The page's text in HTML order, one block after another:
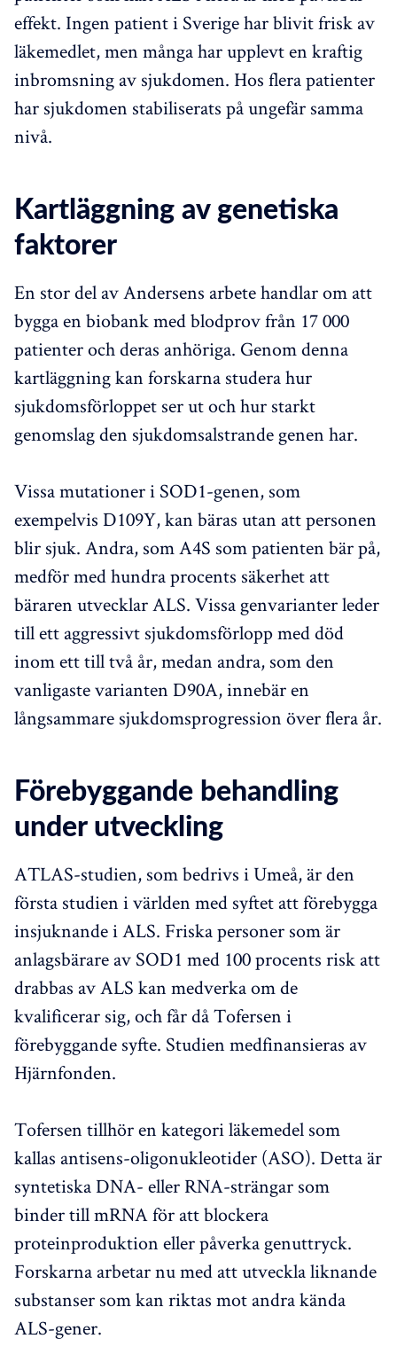
effekt. Ingen patient i Sverige har blivit frisk av
läkemedlet, men många har upplevt en kraftig
inbromsning av sjukdomen. Hos flera patienter
har sjukdomen stabiliserats på ungefär samma
nivå.
Kartläggning av genetiska
faktorer
En stor del av Andersens arbete handlar om att
bygga en biobank med blodprov från 17 000
patienter och deras anhöriga. Genom denna
kartläggning kan forskarna studera hur
sjukdomsförloppet ser ut och hur starkt
genomslag den sjukdomsalstrande genen har.
Vissa mutationer i SOD1-genen, som
exempelvis D109Y, kan bäras utan att personen
blir sjuk. Andra, som A4S som patienten bär på,
medför med hundra procents säkerhet att
bäraren utvecklar ALS. Vissa genvarianter leder
till ett aggressivt sjukdomsförlopp med död
inom ett till två år, medan andra, som den
vanligaste varianten D90A, innebär en
långsammare sjukdomsprogression över flera år.
Förebyggande behandling
under utveckling
ATLAS-studien, som bedrivs i Umeå, är den
första studien i världen med syftet att förebygga
insjuknande i ALS. Friska personer som är
anlagsbärare av SOD1 med 100 procents risk att
drabbas av ALS kan medverka om de
kvalificerar sig, och får då Tofersen i
förebyggande syfte. Studien medfinansieras av
Hjärnfonden.
Tofersen tillhör en kategori läkemedel som
kallas antisens-oligonukleotider (ASO). Detta är
syntetiska DNA- eller RNA-strängar som
binder till mRNA för att blockera
proteinproduktion eller påverka genuttryck.
Forskarna arbetar nu med att utveckla liknande
substanser som kan riktas mot andra kända
ALS-gener.